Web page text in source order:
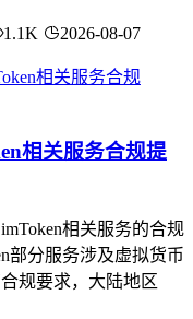
1.1K 2026-08-07
相关服务合规提
相关服务的合规
部分服务涉及虚拟货币
规要求，大陆地区